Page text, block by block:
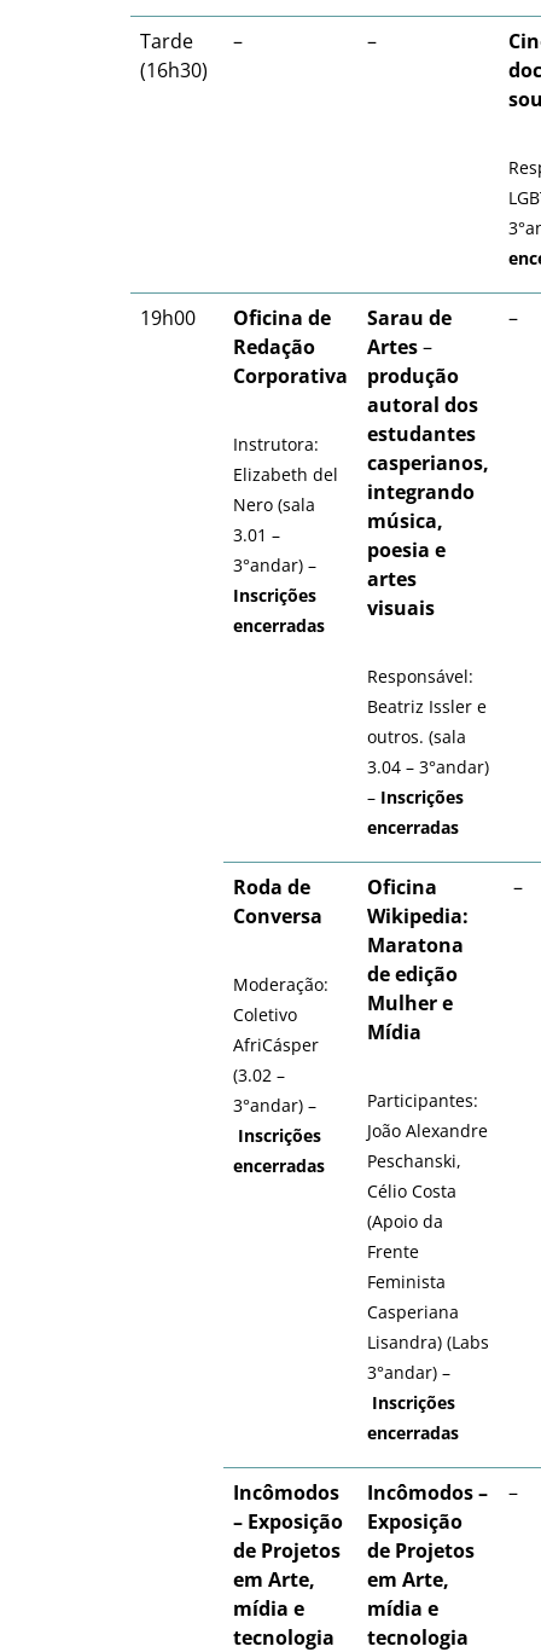
Tarde
(16h30)
– –
19h00
Oficina de
Redação
Corporativa
Instrutora:
Elizabeth del
Nero (sala
3.01 –
3°andar) –
Inscrições
encerradas
Sarau de
Artes–
produção
autoral dos
estudantes
casperianos,
integrando
música,
poesia e
artes
visuais
Responsável:
Beatriz Issler e
outros. (sala
3.04 – 3°andar)
– Inscrições
encerradas
–
Roda de
Conversa
Moderação:
Coletivo
AfriCásper
(3.02 –
3°andar) –
Inscrições
encerradas
Oficina
Wikipedia:
Maratona
de edição
Mulher e
Mídia
Participantes:
João Alexandre
Peschanski,
Célio Costa
(Apoio da
Frente
Feminista
Casperiana
Lisandra) (Labs
3°andar) –
Inscrições
encerradas
–
Incômodos
– Exposição
de Projetos
em Arte,
mídia e
tecnologia
Incômodos –
Exposição
de Projetos
em Arte,
mídia e
tecnologia
–